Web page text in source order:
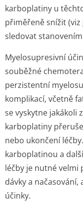
karboplatiny u
přiměřeně snížit (viz
sledovat
Myelosupresivní
souběžné
perzistentní
komplikací, včetně
se vyskytne jakákoli
karboplatiny
nebo ukončení
karboplatinou a
léčby je nutné velmi
dávky a
účinky.